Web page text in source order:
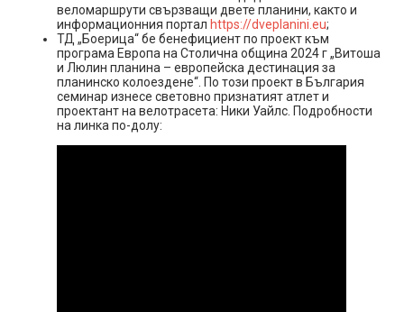
веломаршрути свързващи двете планини, както и
информационния портал https://dveplanini.eu;
ТД „Боерица“ бе бенефициент по проект към
програма Европа на Столична община 2024 г „Витоша
и Люлин планина – европейска дестинация за
планинско колоездене“. По този проект в България
семинар изнесе световно признатият атлет и
проектант на велотрасета: Ники Уайлс. Подробности
на линка по-долу: